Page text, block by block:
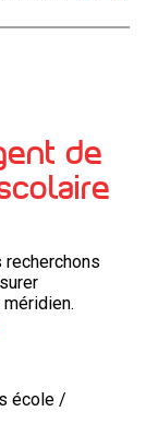
de
recherchons
école /